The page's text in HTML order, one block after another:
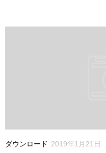
ダウンロード 2019年1月21日